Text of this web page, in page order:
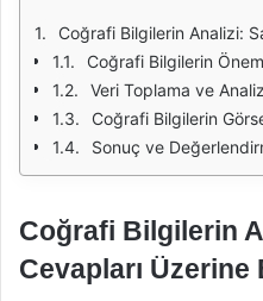
Coğrafi Bilgilerin Analizi: Sayfa
Coğrafi Bilgilerin
Veri Toplama ve
Coğrafi Bilgilerin
Sonuç ve
Coğrafi Bilgilerin
Cevapları Üzerine